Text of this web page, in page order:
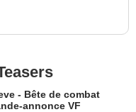
- Bête de combat
annonce VF